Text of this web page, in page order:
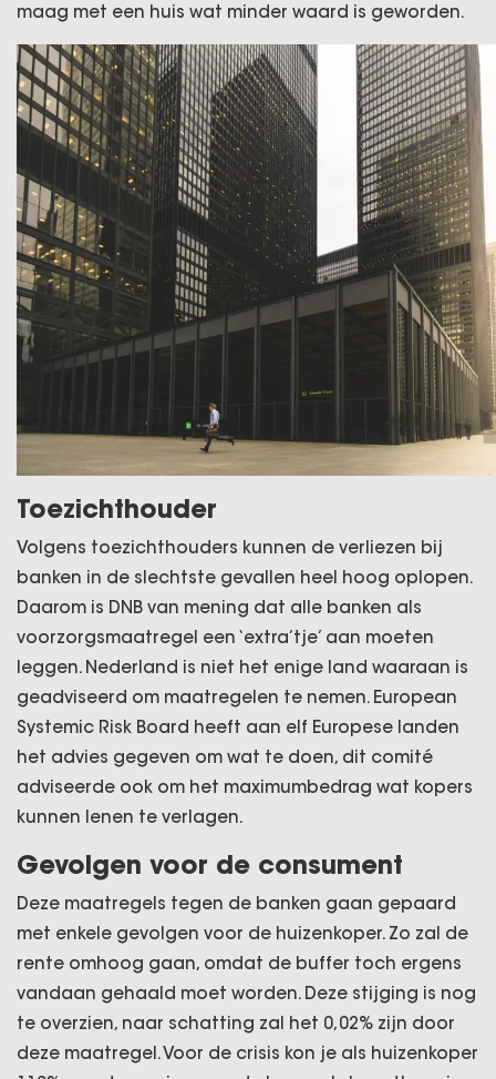
maag met een huis wat minder waard is geworden.
Toezichthouder
Volgens toezichthouders kunnen de verliezen bij
banken in de slechtste gevallen heel hoog oplopen.
Daarom is DNB van mening dat alle banken als
voorzorgsmaatregel een ‘extra’tje’ aan moeten
leggen. Nederland is niet het enige land waaraan is
geadviseerd om maatregelen te nemen. European
Systemic Risk Board heeft aan elf Europese landen
het advies gegeven om wat te doen, dit comité
adviseerde ook om het maximumbedrag wat kopers
kunnen lenen te verlagen.
Gevolgen voor de consument
Deze maatregels tegen de banken gaan gepaard
met enkele gevolgen voor de huizenkoper. Zo zal de
rente omhoog gaan, omdat de buffer toch ergens
vandaan gehaald moet worden. Deze stijging is nog
te overzien, naar schatting zal het 0,02% zijn door
deze maatregel. Voor de crisis kon je als huizenkoper